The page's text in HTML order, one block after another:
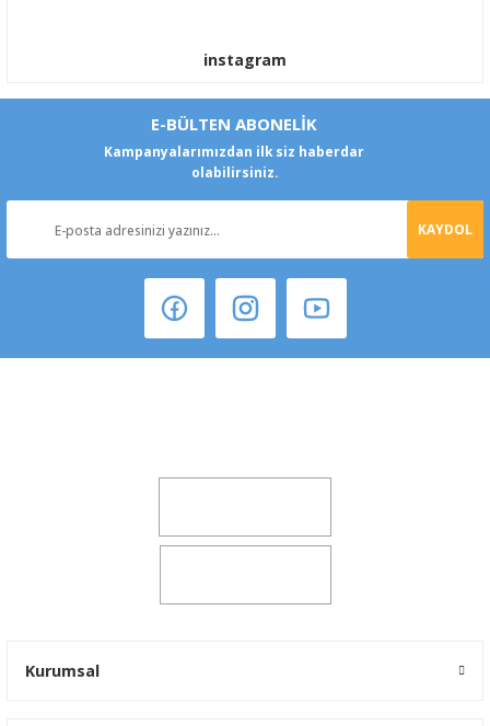
instagram
E-BÜLTEN ABONELİK
Kampanyalarımızdan ilk siz haberdar
olabilirsiniz.
KAYDOL
Kurumsal